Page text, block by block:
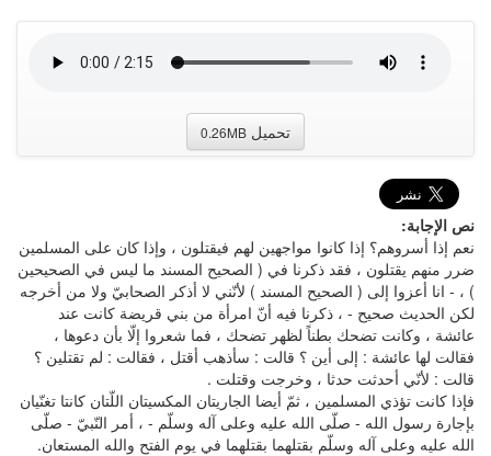
تحميل 0.26MB
نص الإجابة:
نعم إذا أسروهم؟ إذا كانوا مواجهين لهم فيقتلون ، وإذا كان على المسلمين
ضرر منهم يقتلون ، فقد ذكرنا في ( الصحيح المسند ما ليس في الصحيحين
) ، - انا أعزوا إلى ( الصحيح المسند ) لأنّني لا أذكر الصحابيّ ولا من أخرجه
لكن الحديث صحيح - ، ذكرنا فيه أنّ امرأة من بني قريضة كانت عند
عائشة ، وكانت تضحك بطناً لظهر تضحك ، فما شعروا إلّا بأن دعوها ،
فقالت لها عائشة : إلى أين ؟ قالت : سأذهب أقتل ، فقالت : لم تقتلين ؟
قالت : لأنّي أحدثت حدثا ، وخرجت وقتلت .
فإذا كانت تؤذي المسلمين ، ثمّ أيضا الجاريتان المكسيتان اللّتان كانتا تغنّيان
بإجارة رسول الله - صلّى الله عليه وعلى آله وسلّم - ، أمر النّبيّ - صلّى
الله عليه وعلى آله وسلّم بقتلهما بقتلهما في يوم الفتح والله المستعان.